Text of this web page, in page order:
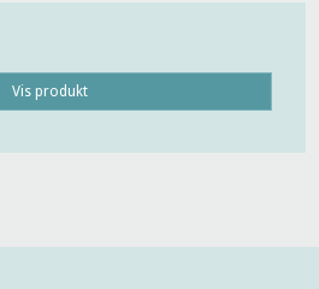
Vis produkt